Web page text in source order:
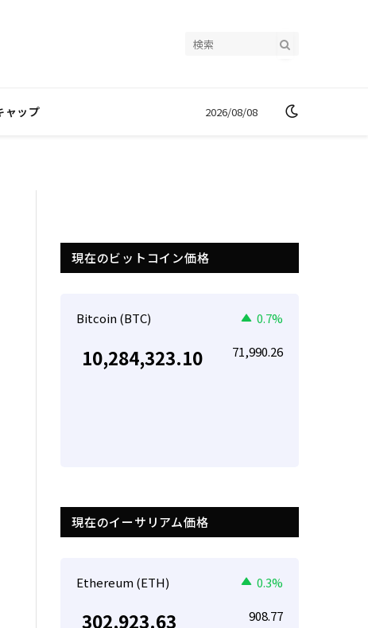
ャップ 2026/08/08
現在のビットコイン価格
Bitcoin (BTC) 0.7%
10,284,323.10 71,990.26
現在のイーサリアム価格
Ethereum (ETH) 0.3%
302,923.63 908.77